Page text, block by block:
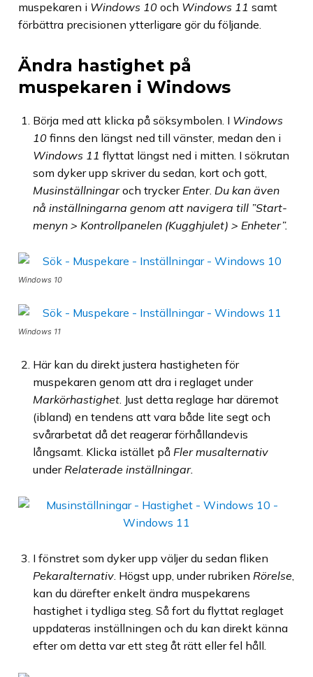
muspekaren i Windows 10 och Windows 11 samt
förbättra precisionen ytterligare gör du följande.
Ändra hastighet på
muspekaren i Windows
Börja med att klicka på söksymbolen. I Windows
10 finns den längst ned till vänster, medan den i
Windows 11 flyttat längst ned i mitten. I sökrutan
som dyker upp skriver du sedan, kort och gott,
Musinställningaroch trycker Enter. Du kan även
nå inställningarna genom att navigera till ”Start-
menyn > Kontrollpanelen (Kugghjulet) > Enheter”.
Windows 10
Windows 11
Här kan du direkt justera hastigheten för
muspekaren genom att dra i reglaget under
Markörhastighet . Just detta reglage har däremot
(ibland) en tendens att vara både lite segt och
svårarbetat då det reagerar förhållandevis
långsamt. Klicka istället på Fler musalternativ
under Relaterade inställningar.
I fönstret som dyker upp väljer du sedan fliken
Pekaralternativ . Högst upp, under rubriken Rörelse
kan du därefter enkelt ändra muspekarens
hastighet i tydliga steg. Så fort du flyttat reglaget
uppdateras inställningen och du kan direkt känna
efter om detta var ett steg åt rätt eller fel håll.